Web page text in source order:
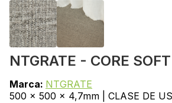
NTGRATE - CORE
Marca: NTGRATE
500 x 500 x 4,7mm | CLASE DE